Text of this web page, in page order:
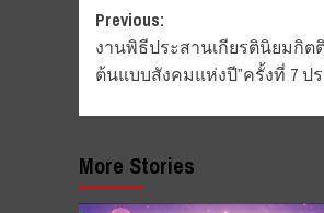
Post
navigation
Previous:
งานพิธีประสานเกียรตินิยมกิ
ต้นแบบสังคมแห่งปี”ครั้งที่ 7 ป
More Stories